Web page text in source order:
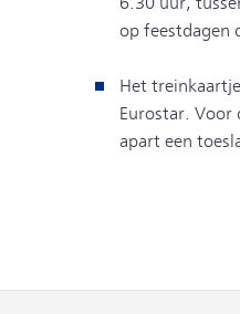
op feestdagen
Het
Eurostar. Voor
apart een